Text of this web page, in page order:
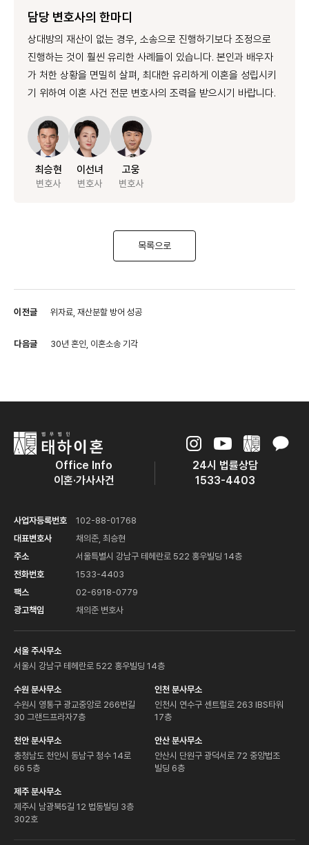
담당 변호사의 한마디
상대방의 재산이 없는 경우, 소송으로 진행하기보다 조정으로
진행하는 것이 훨씬 유리한 사례들이 있습니다. 본인과 배우자
가 처한 상황을 면밀히 살펴, 최대한 유리하게 이혼을 성립시키
기 위하여 이혼 사건 전문 변호사의 조력을 받으시기 바랍니다.
최승현
변호사
이선녀
변호사
고웅
변호사
목록으로
이전글 위자료, 재산분할 방어 성공
다음글 30년 혼인, 이혼소송 기각
Office Info
이혼·가사사건
24시 법률상담
1533-4403
사업자등록번호
102-88-01768
대표변호사
채의준, 최승현
주소
서울특별시 강남구 테헤란로 522 홍우빌딩 14층
전화번호
1533-4403
팩스
02-6918-0779
광고책임
채의준 변호사
서울 주사무소
서울시 강남구 테헤란로 522 홍우빌딩 14층
수원 분사무소
수원시 영통구 광교중앙로 266번길
30 그랜드프라자7층
인천 분사무소
인천시 연수구 센트럴로 263 IBS타워
17층
천안 분사무소
충청남도 천안시 동남구 청수 14로
66 5층
안산 분사무소
안산시 단원구 광덕서로 72 중앙법조
빌딩 6층
제주 분사무소
제주시 남광북5길 12 법동빌딩 3층
302호